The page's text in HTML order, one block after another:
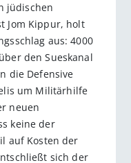
jüdischen
Jom Kippur, holt
aus: 4000
den Sueskanal
die Defensive
um Militärhilfe
neuen
keine der
auf Kosten der
sich der